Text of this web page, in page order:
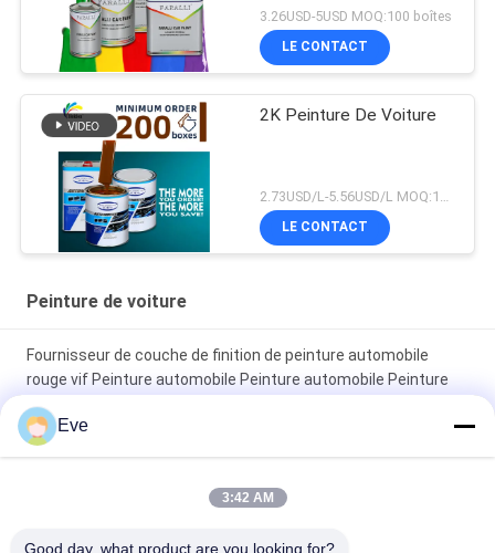
à l'humidité pratique anti-
fading
3.26USD-5USD MOQ:100 boîtes
LE CONTACT
2K Peinture De Voiture
LE CONTACT
Peinture de voiture
Fournisseur de couche de finition de peinture automobile
rouge vif Peinture automobile Peinture automobile Peinture
en aérosol
Peinture automobile rouge brillant résistant à la décoloration
Peinture de finition automobile brillante, anticorrosion,
Eve
3:42 AM
Good day, what product are you looking for?